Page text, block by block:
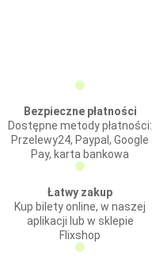
Bezpieczne płatności
Dostępne metody płatności:
Przelewy24, Paypal, Google
Pay, karta bankowa
Łatwy zakup
Kup bilety online, w naszej
aplikacji lub w sklepie
Flixshop